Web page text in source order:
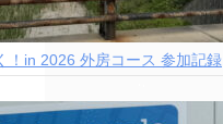
！in 2026 外房コース 参加記録